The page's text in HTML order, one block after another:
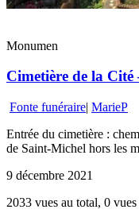
Monumen
Cimetière de la Cité
Fonte funéraire| MarieP
Entrée du cimetière :
de Saint-Michel hors les
9 décembre 2021
2033 vues au total, 0